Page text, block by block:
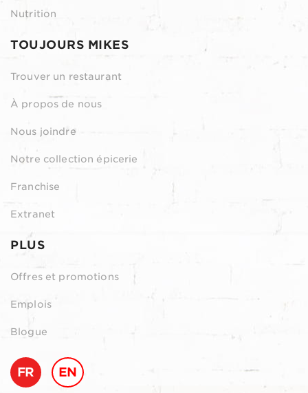
Nutrition
TOUJOURS MIKES
Trouver un restaurant
À propos de nous
Nous joindre
Notre collection épicerie
Franchise
Extranet
PLUS
Offres et promotions
Emplois
Blogue
FR EN